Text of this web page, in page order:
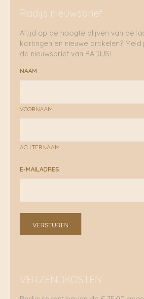
Radijs nieuwsbrief
Altijd op de hoogte blijven van de
kortingen en nieuwe artikelen?
de nieuwsbrief van RADIJS!
NAAM
VOORNAAM
ACHTERNAAM
E-MAILADRES
VERSTUREN
VERZENDKOSTEN